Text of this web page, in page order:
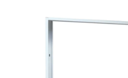
ROZVÁDZAČE
KÁBLE A VODIČE